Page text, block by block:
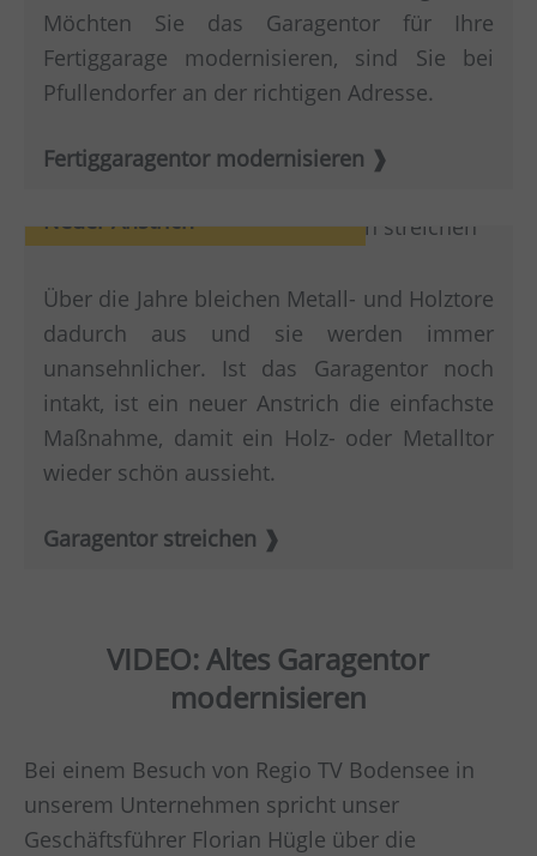
Möchten Sie das Garagentor für Ihre
Fertiggarage modernisieren, sind Sie bei
Pfullendorfer an der richtigen Adresse.
Fertiggaragentor modernisieren
Neuer Anstrich
Über die Jahre bleichen Metall- und Holztore
dadurch aus und sie werden immer
unansehnlicher. Ist das Garagentor noch
intakt, ist ein neuer Anstrich die einfachste
Maßnahme, damit ein Holz- oder Metalltor
wieder schön aussieht.
Garagentor streichen
VIDEO: Altes Garagentor
modernisieren
Bei einem Besuch von Regio TV Bodensee in
unserem Unternehmen spricht unser
Geschäftsführer Florian Hügle über die